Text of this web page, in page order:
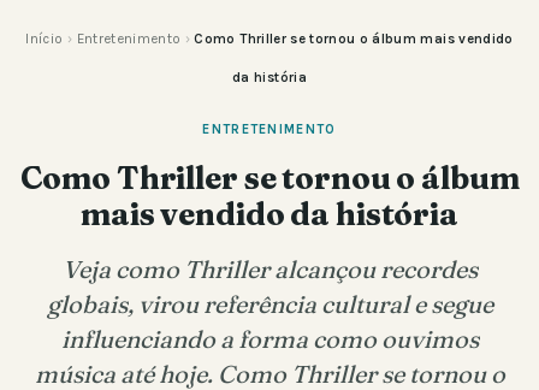
Início › Entretenimento › Como Thriller se tornou o álbum mais vendido
da história
ENTRETENIMENTO
Como Thriller se tornou o álbum
mais vendido da história
Veja como Thriller alcançou recordes
globais, virou referência cultural e segue
influenciando a forma como ouvimos
música até hoje. Como Thriller se tornou o